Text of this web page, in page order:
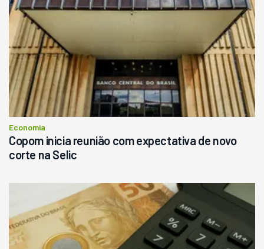
Economia
Copom inicia reunião com expectativa de novo
corte na Selic